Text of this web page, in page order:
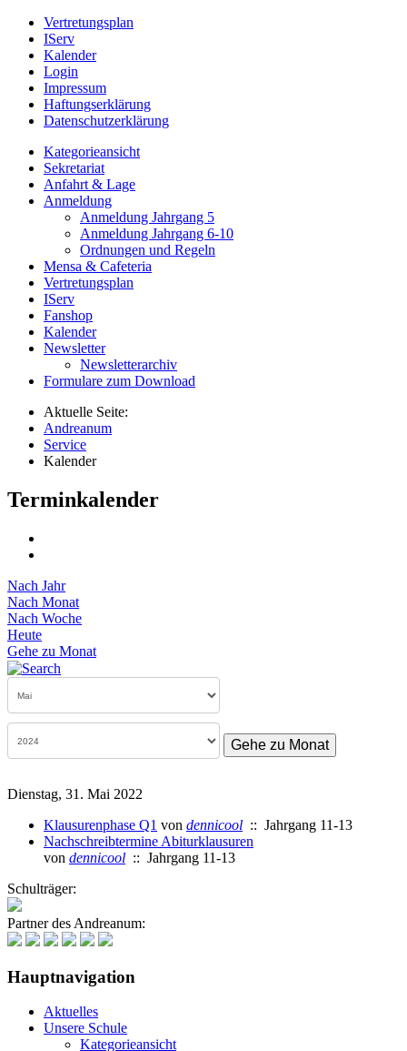
Vertretungsplan
IServ
Kalender
Login
Impressum
Haftungserklärung
Datenschutzerklärung
Kategorieansicht
Sekretariat
Anfahrt & Lage
Anmeldung
Anmeldung Jahrgang 5
Anmeldung Jahrgang 6-10
Ordnungen und Regeln
Mensa & Cafeteria
Vertretungsplan
IServ
Fanshop
Kalender
Newsletter
Newsletterarchiv
Formulare zum Download
Aktuelle Seite:
Andreanum
Service
Kalender
Terminkalender
Nach Jahr
Nach Monat
Nach Woche
Heute
Gehe zu Monat
Gehe zu Monat
Dienstag, 31. Mai 2022
Klausurenphase Q1 von dennicool :: Jahrgang 11-13
Nachschreibtermine Abiturklausuren
von dennicool :: Jahrgang 11-13
Schulträger:
Partner des Andreanum:
Hauptnavigation
Aktuelles
Unsere Schule
Kategorieansicht